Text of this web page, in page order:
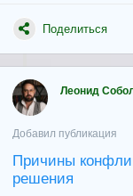
дней или даже
что будет
рождество.
подарок. Я
которую мне
ты поймешь
жизнь сотнями
тебя от массы
Поделиться
Леонид
Добавил публикация
Причины
решения